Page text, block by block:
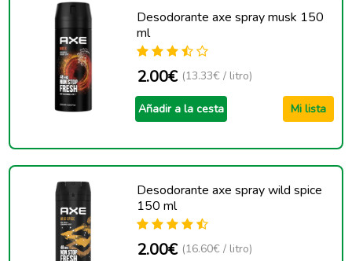
Desodorante axe spray musk 150
ml
2.00€ (13.33€ / litro)
Añadir a la cesta Mi lista
Desodorante axe spray wild spice
150 ml
2.00€ (16.60€ / litro)